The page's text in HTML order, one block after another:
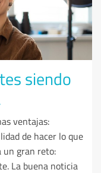
siendo
ventajas:
de hacer lo que
un gran reto:
La buena noticia